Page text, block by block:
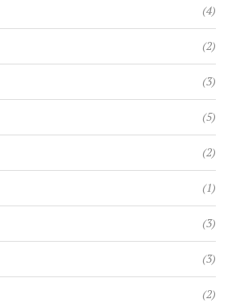
(4)
(2)
(3)
(5)
(2)
(1)
(3)
(3)
(2)